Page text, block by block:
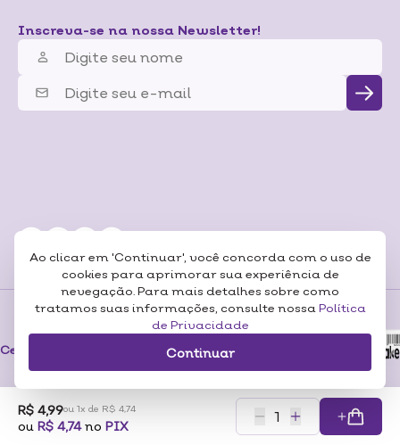
Ao clicar em 'Continuar', você concorda com o uso de
cookies para aprimorar sua experiência de
nevegação. Para mais detalhes sobre como
tratamos suas informações, consulte nossa Política
de Privacidade
Continuar
R$ 4,99ou 1x de R$ 4,74
ou R$ 4,74no PIX
Inscreva-se na nossa Newsletter!
Certificados
Formas de
Pagamentos
RAZÃO SOCIAL: SONEDA A CASA DA BELEZA LTDA CNP:07.116.306/0001-57
ENDEREÇO: RUA PERO NETO, 89 – VILA DA SAÚDE – SÃO PAULO/SP – CEP 04053-000
© 2025 LOJA SONEDA – A CASA DA BELEZA. TODOS OS DIREITOS RESERVADOS.